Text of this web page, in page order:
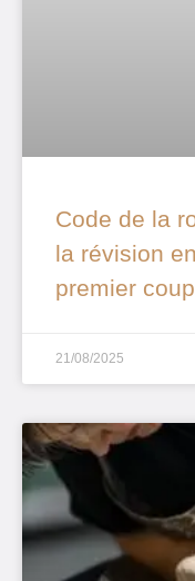
Code de la
la révision
premier coup
21/08/2025